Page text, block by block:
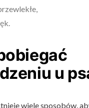
u
wiele sposobów,